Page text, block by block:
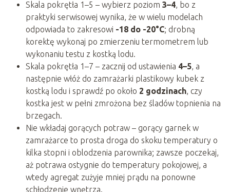
Skala pokrętła 1–5 – wybierz poziom 3–4, bo z
praktyki serwisowej wynika, że w wielu modelach
odpowiada to zakresowi -18 do -20°C; drobną
korektę wykonaj po zmierzeniu termometrem lub
wykonaniu testu z kostką lodu.
Skala pokrętła 1–7 – zacznij od ustawienia 4–5, a
następnie włóż do zamrażarki plastikowy kubek z
kostką lodu i sprawdź po około 2 godzinach, czy
kostka jest w pełni zmrożona bez śladów topnienia na
brzegach.
Nie wkładaj gorących potraw – gorący garnek w
zamrażarce to prosta droga do skoku temperatury o
kilka stopni i oblodzenia parownika; zawsze poczekaj,
aż potrawa ostygnie do temperatury pokojowej, a
wtedy agregat zużyje mniej prądu na ponowne
schłodzenie wnętrza.